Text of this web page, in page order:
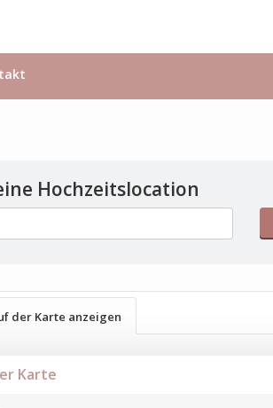
Hochzeitslocation
der Karte anzeigen
Karte